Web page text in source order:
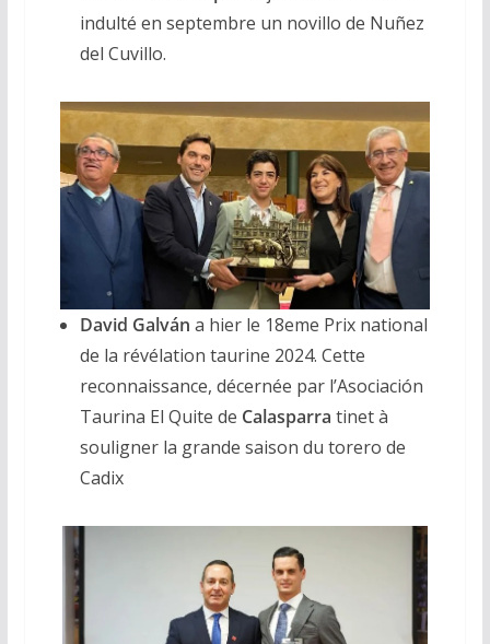
indulté en septembre un novillo de Nuñez
del Cuvillo.
David Galván a hier le 18eme Prix national
de la révélation taurine 2024. Cette
reconnaissance, décernée par l’Asociación
Taurina El Quite de Calasparra tinet à
souligner la grande saison du torero de
Cadix